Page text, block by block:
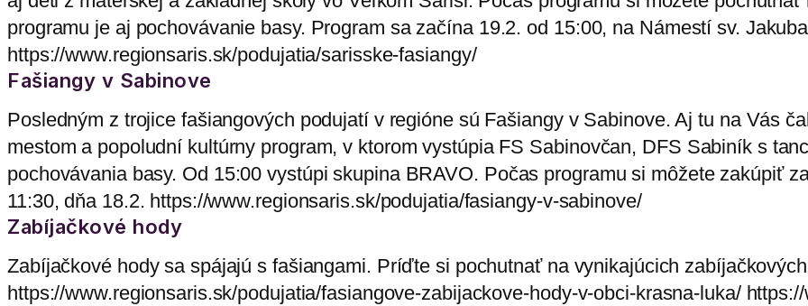
programu je aj pochovávanie basy. Program sa začína 19.2. od 15:00, na Námestí sv.
https://www.regionsaris.sk/podujatia/sarisske-fasiangy/
Fašiangy v Sabinove
Posledným z trojice fašiangových podujatí v regióne sú Fašiangy v Sabinove. Aj tu na Vás
mestom a popoludní kultúrny program, v ktorom vystúpia FS Sabinovčan, DFS Sabiník s
pochovávania basy. Od 15:00 vystúpi skupina BRAVO. Počas programu si môžete zakúpiť
11:30, dňa 18.2. https://www.regionsaris.sk/podujatia/fasiangy-v-sabinove/
Zabíjačkové hody
Zabíjačkové hody sa spájajú s fašiangami. Príďte si pochutnať na vynikajúcich
https://www.regionsaris.sk/podujatia/fasiangove-zabijackove-hody-v-obci-krasna-luka/